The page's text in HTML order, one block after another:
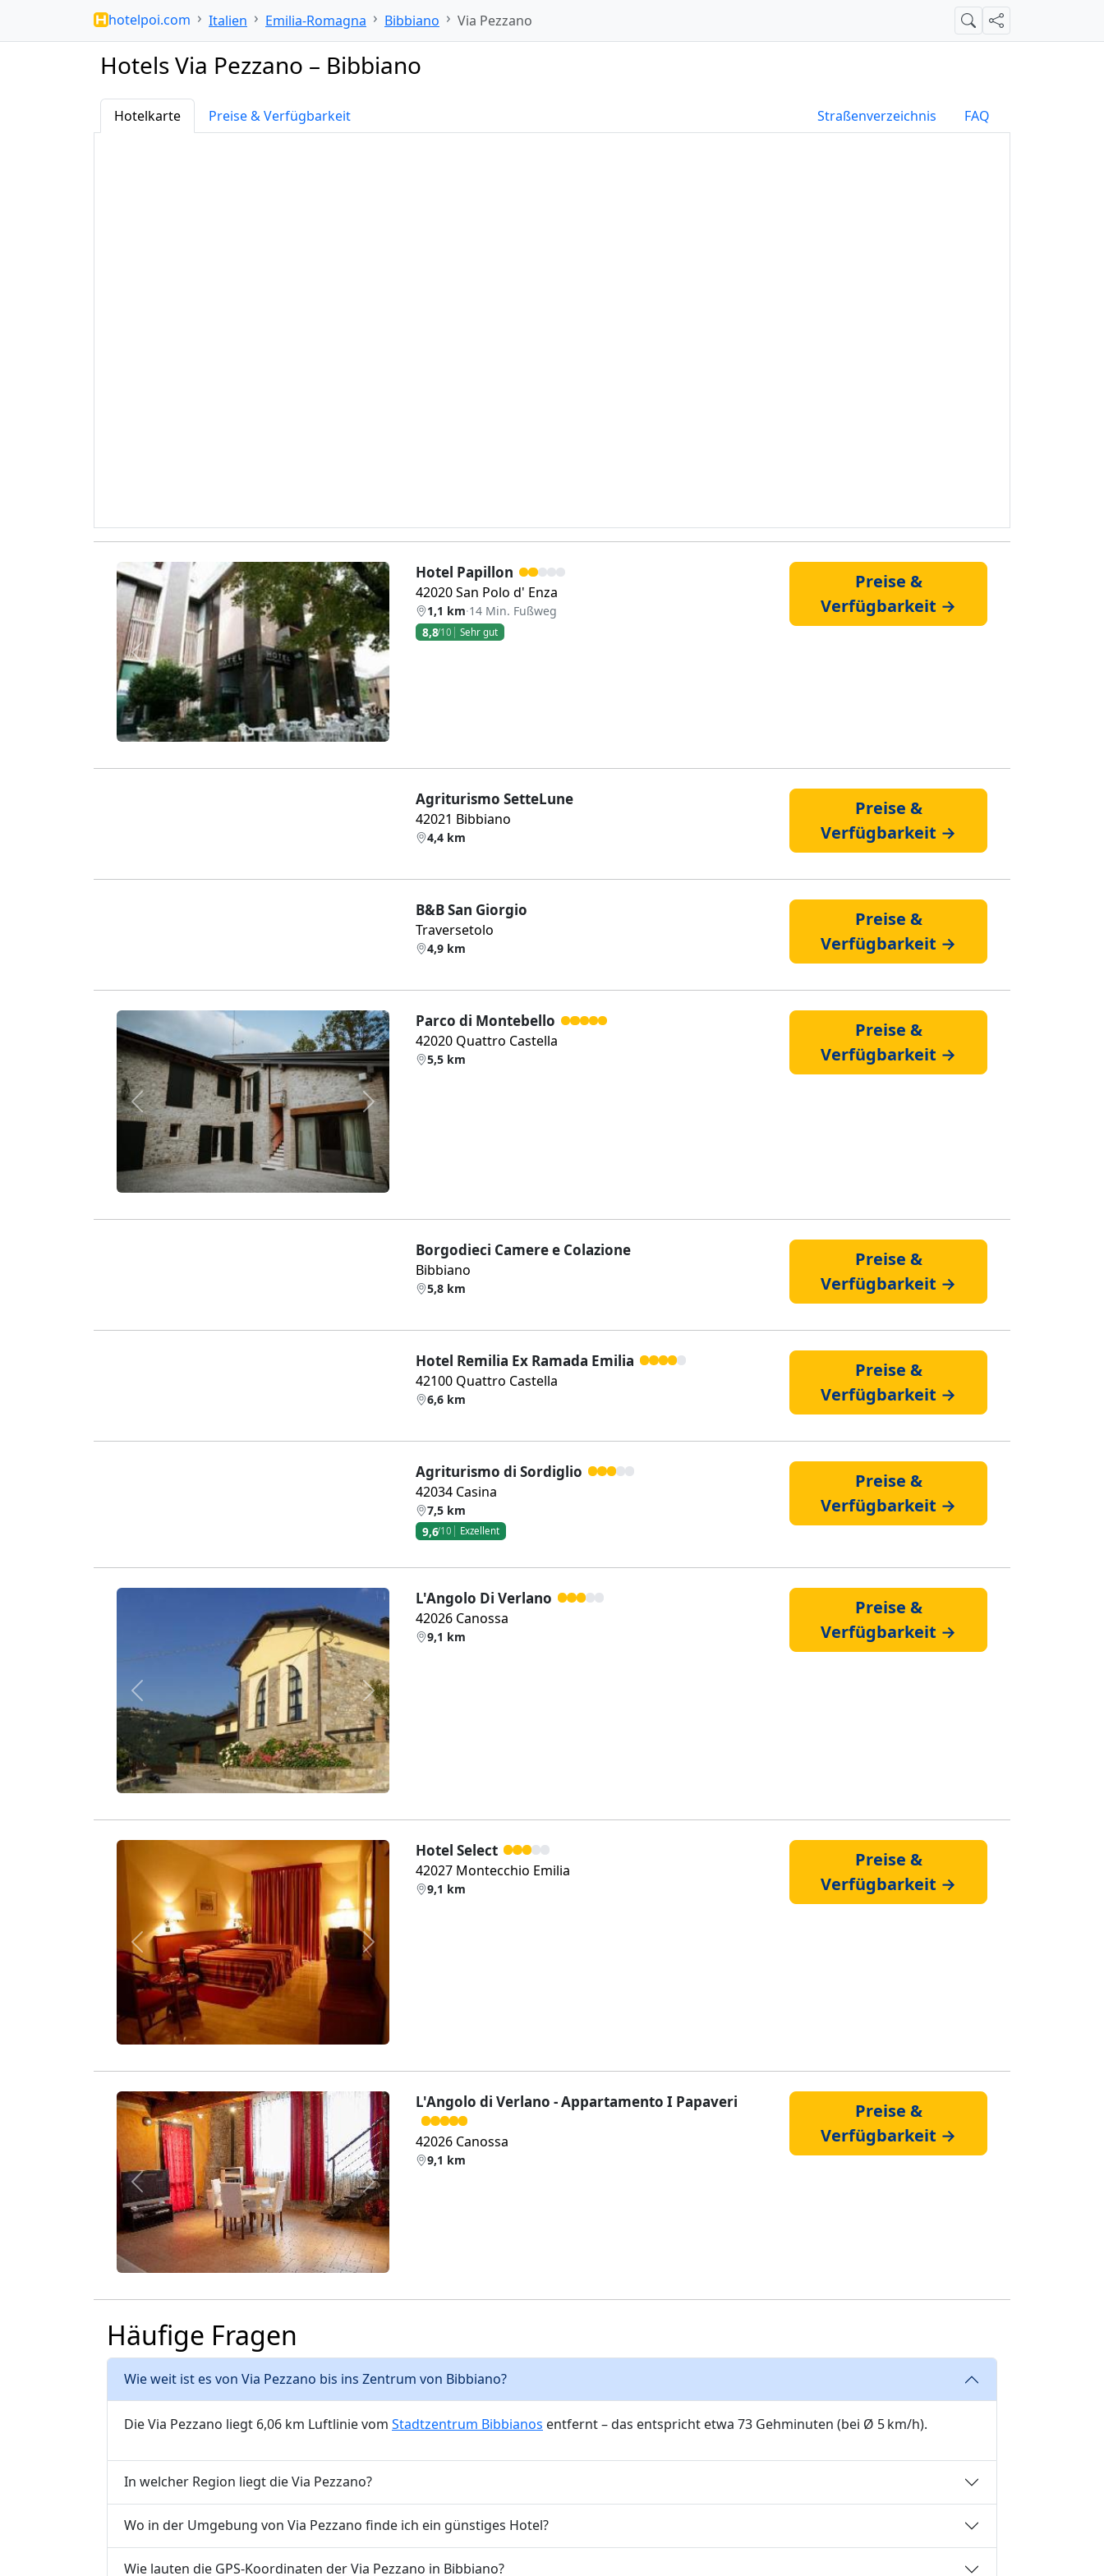
hotelpoi.com Italien Emilia-Romagna Bibbiano Via Pezzano SucheTeilen
Hotels Via Pezzano – Bibbiano
Hotelkarte Preise & Verfügbarkeit Straßenverzeichnis FAQ
Zurück
Hotel Papillon
42020 San Polo d' Enza
1,1 km·14 Min. Fußweg
8,8/10 Sehr gut
Preise &
Verfügbarkeit →
Agriturismo SetteLune
42021 Bibbiano
4,4 km
Preise &
Verfügbarkeit →
B&B San Giorgio
Traversetolo
4,9 km
Preise &
Verfügbarkeit →
Zurück Weiter
Parco di Montebello
42020 Quattro Castella
5,5 km
Preise &
Verfügbarkeit →
Borgodieci Camere e Colazione
Bibbiano
5,8 km
Preise &
Verfügbarkeit →
Hotel Remilia Ex Ramada Emilia
42100 Quattro Castella
6,6 km
Preise &
Verfügbarkeit →
Agriturismo di Sordiglio
42034 Casina
7,5 km
9,6/10 Exzellent
Preise &
Verfügbarkeit →
Zurück Weiter
L'Angolo Di Verlano
42026 Canossa
9,1 km
Preise &
Verfügbarkeit →
Zurück Weiter
Hotel Select
42027 Montecchio Emilia
9,1 km
Preise &
Verfügbarkeit →
Zurück Weiter
L'Angolo di Verlano - Appartamento I Papaveri
42026 Canossa
9,1 km
Preise &
Verfügbarkeit →
Häufige Fragen
Wie weit ist es von Via Pezzano bis ins Zentrum von Bibbiano?
Die Via Pezzano liegt 6,06 km Luftlinie vom Stadtzentrum Bibbianos entfernt – das entspricht etwa 73 Gehminuten (bei Ø 5 km/h).
In welcher Region liegt die Via Pezzano?
Wo in der Umgebung von Via Pezzano finde ich ein günstiges Hotel?
Wie lauten die GPS-Koordinaten der Via Pezzano in Bibbiano?